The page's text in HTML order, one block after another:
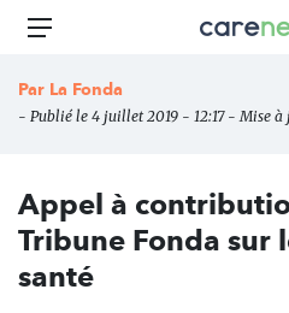
Aller
principal
des
Menu
Par La Fonda
- Publié le 4 juillet 2019 - 12:17 - Mise
Appel à
Tribune Fonda sur
santé